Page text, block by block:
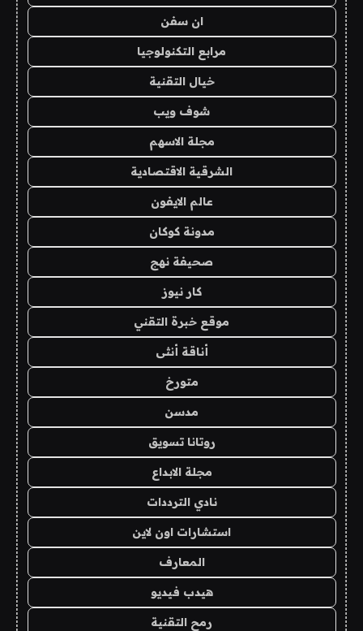
ان سفن
مرابع التكنولوجيا
خيال التقنية
شوف ويب
مجلة الاسهم
الشرقية الاقتصادية
عالم الايفون
مدونة كوكان
صحيفة نهج
كار نيوز
موقع خبرة التقني
أناقة أنثى
متورخ
مدسن
روتانا تسويق
مجلة الابداع
نادي الترددات
استشارات اون لاين
المعارف
هيدب فيديو
رمح التقنية